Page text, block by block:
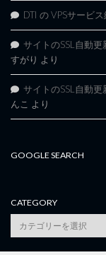
DTI の VPSサービ
サイトのSSL自動
すがり より
サイトのSSL自動
んこ より
GOOGLE SEARCH
CATEGORY
category